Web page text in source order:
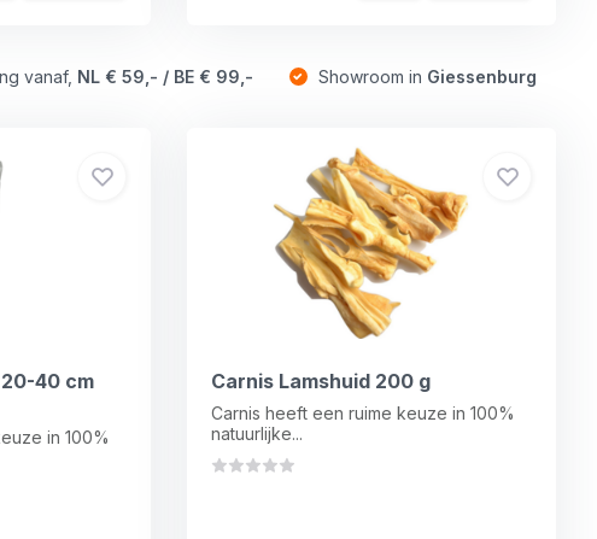
vanaf, NL € 59,- / BE € 99,- Showroom in Giessenburg
40 cm
in 100%
Carnis Lamshuid 200 g
Carnis heeft een ruime keuze in 100%
natuurlijke...